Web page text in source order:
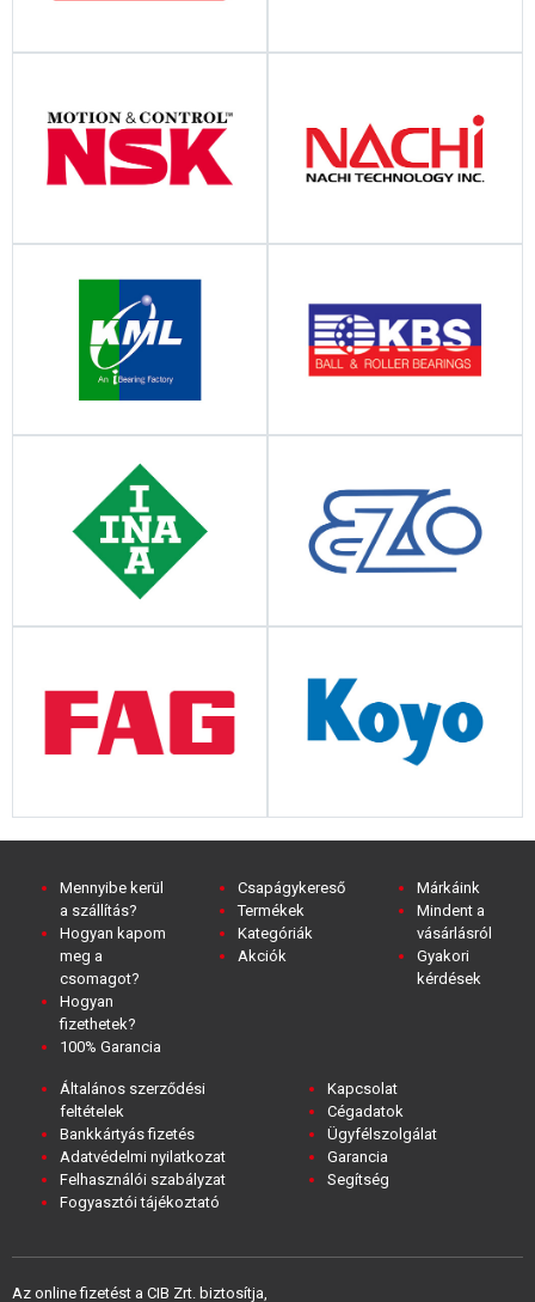
Mennyibe kerül
a szállítás?
Hogyan kapom
meg a
csomagot?
Hogyan
fizethetek?
100% Garancia
Csapágykereső
Termékek
Kategóriák
Akciók
Márkáink
Mindent a
vásárlásról
Gyakori
kérdések
Általános szerződési
feltételek
Bankkártyás fizetés
Adatvédelmi nyilatkozat
Felhasználói szabályzat
Fogyasztói tájékoztató
Kapcsolat
Cégadatok
Ügyfélszolgálat
Garancia
Segítség
Az online fizetést a CIB Zrt. biztosítja,